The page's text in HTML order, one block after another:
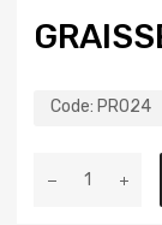
Code: PRO24